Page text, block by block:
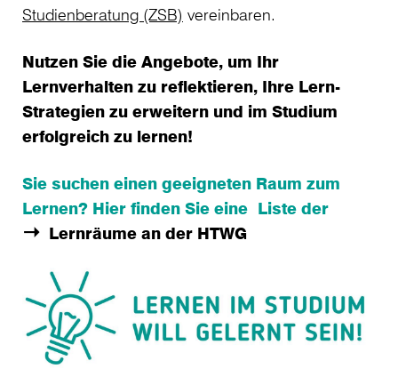
Studienberatung (ZSB) vereinbaren.
Nutzen Sie die Angebote, um Ihr
Lernverhalten zu reflektieren, Ihre Lern-
Strategien zu erweitern und im Studium
erfolgreich zu lernen!
Sie suchen einen geeigneten Raum zum
Lernen? Hier finden Sie eine Liste der
Lernräume an der HTWG